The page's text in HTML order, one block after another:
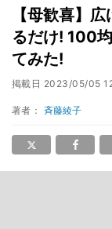
【母歓喜】
るだけ! 100
てみた!
掲載日 2023/05/05
著者： 斉藤綾子